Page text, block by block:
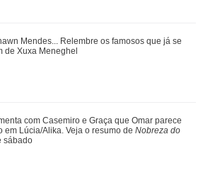
o estado de saúde de Bruna. Confira o
neste sábado em Quem Ama...
a bariátrica e a evolução do corpo de Jojo
Mendes... Relembre os famosos que já se
de Xuxa Meneghel
com Casemiro e Graça que Omar parece
em Lúcia/Alika. Veja o resumo de Nobreza do
sábado